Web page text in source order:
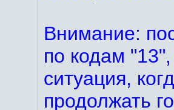
Внимание:
по кодам
ситуация,
продолжать